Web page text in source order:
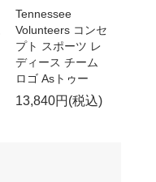
Tennessee
Volunteers コンセ
プト スポーツ レ
ディース チーム
ロゴ Asトゥー
13,840円(税込)